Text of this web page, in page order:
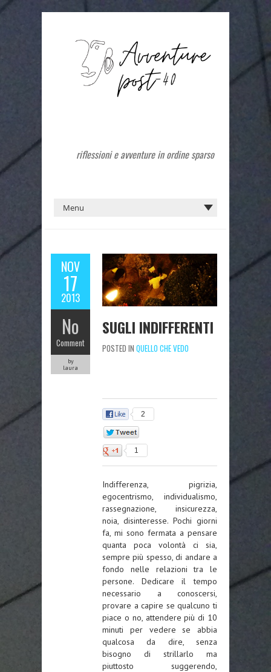
riflessioni e avventure in ordine sparso
NOV
17
2013
No
Comment
by
laura
SUGLI INDIFFERENTI
POSTED IN QUELLO CHE VEDO
2
1
Indifferenza, pigrizia,
egocentrismo, individualismo,
rassegnazione, insicurezza,
noia, disinteresse. Pochi giorni
fa, mi sono fermata a pensare
quanta poca volontà ci sia,
sempre più spesso, di andare a
fondo nelle relazioni tra le
persone. Dedicare il tempo
necessario a conoscersi,
provare a capire se qualcuno ti
piace o no, attendere più di 10
minuti per vedere se abbia
qualcosa da dire, senza
bisogno di strillarlo ma
piuttosto suggerendo,